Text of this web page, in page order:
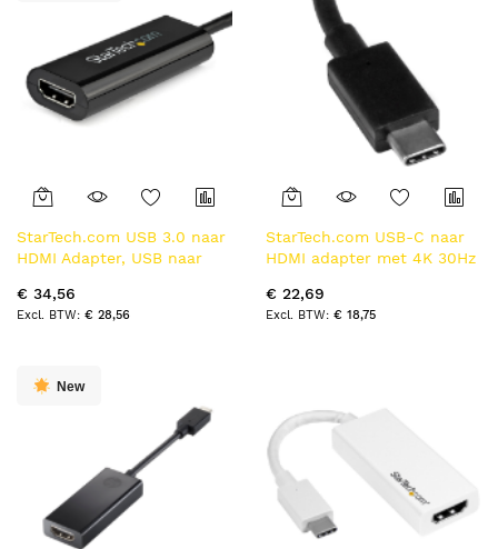
StarTech.com USB 3.0 naar
HDMI Adapter, USB naar
voor Windows, 1080P (niet
compatibel met
€ 34,56
€ 28,56
StarTech.com USB-C naar
HDMI adapter met 4K 30Hz
€ 22,69
€ 18,75
New